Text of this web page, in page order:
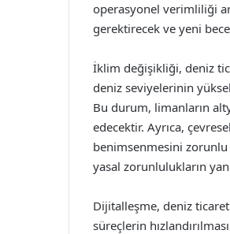
operasyonel verimliliği
gerektirecek ve yeni
İklim değişikliği, deniz
deniz seviyelerinin
Bu durum, limanların
edecektir. Ayrıca,
benimsenmesini
yasal zorunlulukların
Dijitalleşme, deniz
süreçlerin